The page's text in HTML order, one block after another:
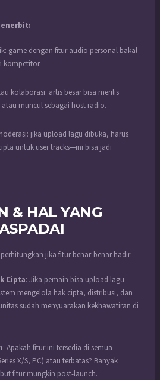
game dengan fitur audio personal bakal
kompetitor.
kolaborasi: artis besar bisa merilis
muncul sebagai host radio.
jika upload lagu dibuka, harus
untuk user tracks—ini bisa jadi
& HAL YANG
jika fitur benar-benar hadir:
Cipta: Jika pemain bisa upload lagu
mengelola hak cipta, distribusi, dan
sudah menyuarakan kekhawatiran di
: Apakah fitur ini tersedia di semua
X/S, PC) atau terbatas? Banyak
fitur mungkin post-launch.